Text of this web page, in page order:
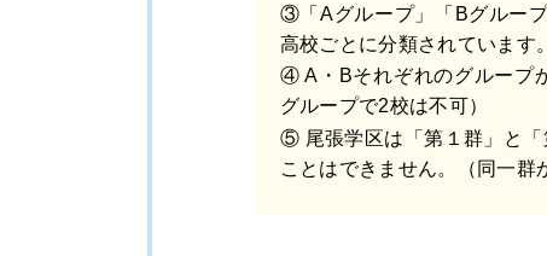
③「Aグループ」「Bグルー
高校ごとに分類されています。
④ A・Bそれぞれのグループ
グループで2校は不可）
⑤ 尾張学区は「第１群」と「
ことはできません。（同一群